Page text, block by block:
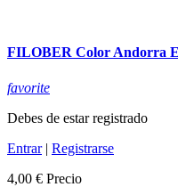
FILOBER Color Andorra
favorite
Debes de estar registrado
Entrar| Registrarse
4,00 € Precio